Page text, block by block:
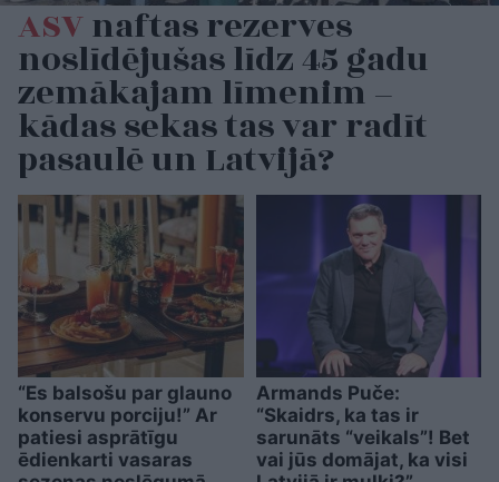
ASVnaftas rezerves
noslīdējušas līdz 45 gadu
zemākajam līmenim –
kādas sekas tas var radīt
pasaulē un Latvijā?
“Es balsošu par glauno
konservu porciju!” Ar
patiesi asprātīgu
ēdienkarti vasaras
Armands Puče:
“Skaidrs, ka tas ir
sarunāts “veikals”! Bet
vai jūs domājat, ka visi